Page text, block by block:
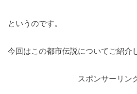
というのです。
今回はこの都市伝説についてご紹介
スポンサーリン